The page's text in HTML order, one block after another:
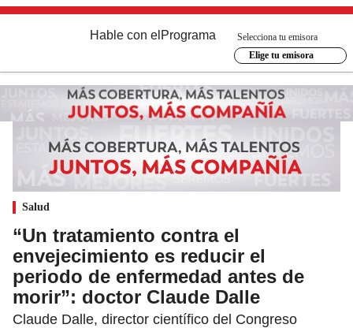
Hable con el Programa
Selecciona tu emisora
Elige tu emisora
Salud
“Un tratamiento contra el
envejecimiento es reducir el
periodo de enfermedad antes de
morir”: doctor Claude Dalle
Claude Dalle, director científico del Congreso